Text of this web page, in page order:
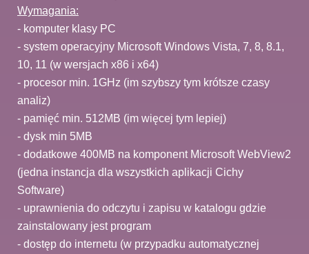
Wymagania:
- komputer klasy PC
- system operacyjny Microsoft Windows Vista, 7, 8, 8.1,
10, 11 (w wersjach x86 i x64)
- procesor min. 1GHz (im szybszy tym krótsze czasy
analiz)
- pamięć min. 512MB (im więcej tym lepiej)
- dysk min 5MB
- dodatkowe 400MB na komponent Microsoft WebView2
(jedna instancja dla wszystkich aplikacji Cichy
Software)
- uprawnienia do odczytu i zapisu w katalogu gdzie
zainstalowany jest program
- dostęp do internetu (w przypadku automatycznej